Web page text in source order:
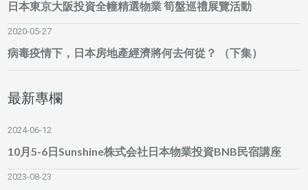
日本東京大阪投資全幢精選物業 筍盤巡禮展覽活動
2020-05-27
病毒疫情下，日本房地產經濟將何去何從？ （下集）
最新專欄
2024-06-12
10月5-6日Sunshine株式会社日本物業投資BNB民宿講座
2023-08-23